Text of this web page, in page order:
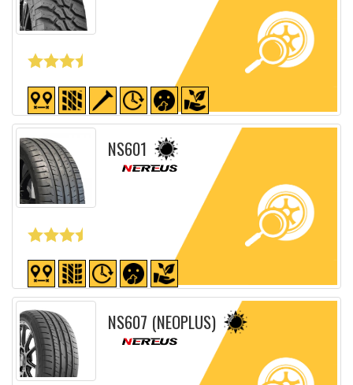
Fiche détaillée
NS601
Fiche détaillée
NS607 (NEOPLUS)